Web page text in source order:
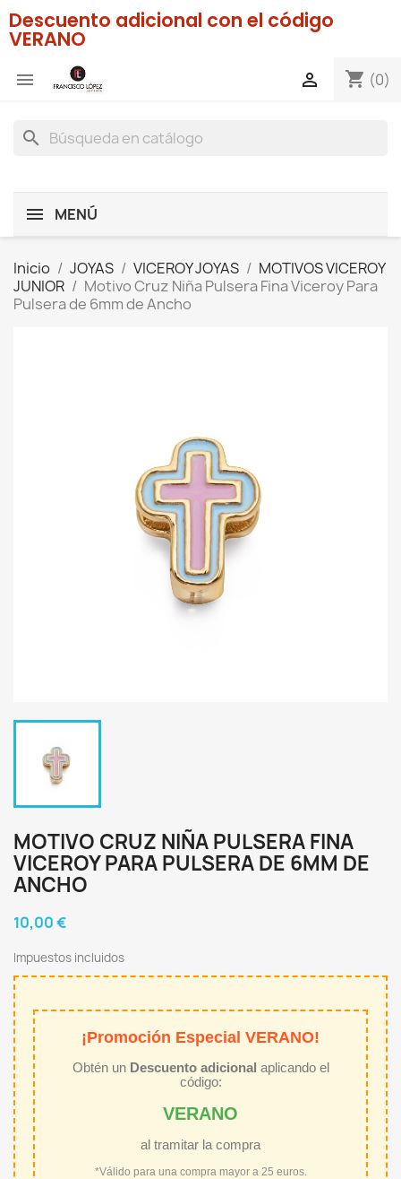
Descuento adicional con el código
VERANO
 shopping_cart (0)

search
MENÚ
Inicio JOYAS VICEROY JOYAS
MOTIVOS VICEROY
JUNIOR
Motivo Cruz Niña Pulsera Fina Viceroy Para
Pulsera de 6mm de Ancho
MOTIVO CRUZ NIÑA PULSERA FINA
VICEROY PARA PULSERA DE 6MM DE
ANCHO
10,00 €
Impuestos incluidos
¡Promoción Especial VERANO!
Obtén un Descuento adicional aplicando el
código:
VERANO
al tramitar la compra
*Válido para una compra mayor a 25 euros.